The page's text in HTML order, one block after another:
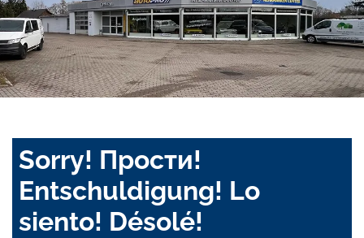
Sorry! Прости!
Entschuldigung! Lo
siento! Désolé!